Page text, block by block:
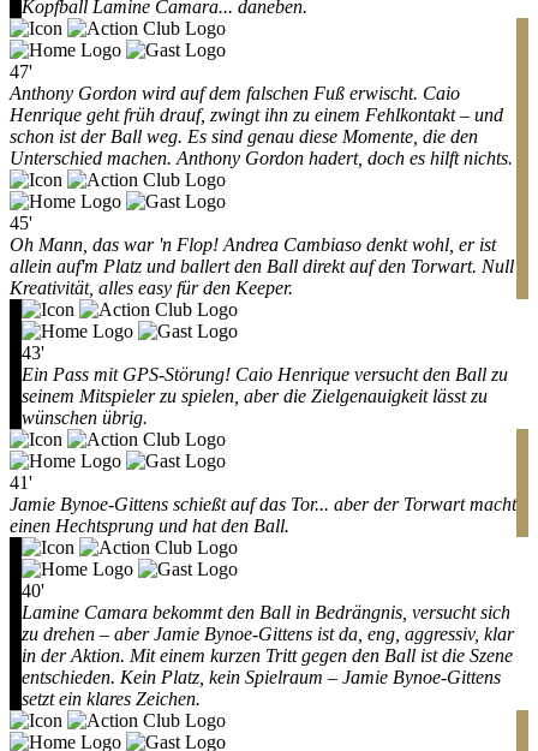
Kopfball Lamine Camara... daneben.
47'
Anthony Gordon wird auf dem falschen Fuß erwischt. Caio
Henrique geht früh drauf, zwingt ihn zu einem Fehlkontakt – und
schon ist der Ball weg. Es sind genau diese Momente, die den
Unterschied machen. Anthony Gordon hadert, doch es hilft nichts.
45'
Oh Mann, das war 'n Flop! Andrea Cambiaso denkt wohl, er ist
allein auf'm Platz und ballert den Ball direkt auf den Torwart. Null
Kreativität, alles easy für den Keeper.
43'
Ein Pass mit GPS-Störung! Caio Henrique versucht den Ball zu
seinem Mitspieler zu spielen, aber die Zielgenauigkeit lässt zu
wünschen übrig.
41'
Jamie Bynoe-Gittens schießt auf das Tor... aber der Torwart macht
einen Hechtsprung und hat den Ball.
40'
Lamine Camara bekommt den Ball in Bedrängnis, versucht sich
zu drehen – aber Jamie Bynoe-Gittens ist da, eng, aggressiv, klar
in der Aktion. Mit einem kurzen Tritt gegen den Ball ist die Szene
entschieden. Kein Platz, kein Spielraum – Jamie Bynoe-Gittens
setzt ein klares Zeichen.